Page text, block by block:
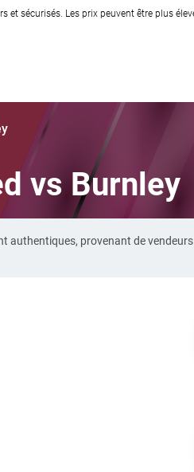
sécurisés. Les prix peuvent être plus
vs Burnley
authentiques, provenant de